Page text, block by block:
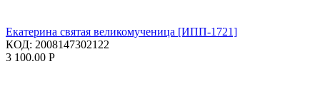
Екатерина святая великомученица [ИПП-1721]
КОД: 2008147302122
3 100.00 Р